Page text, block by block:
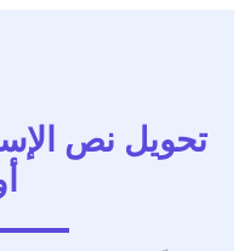
تحويل نص